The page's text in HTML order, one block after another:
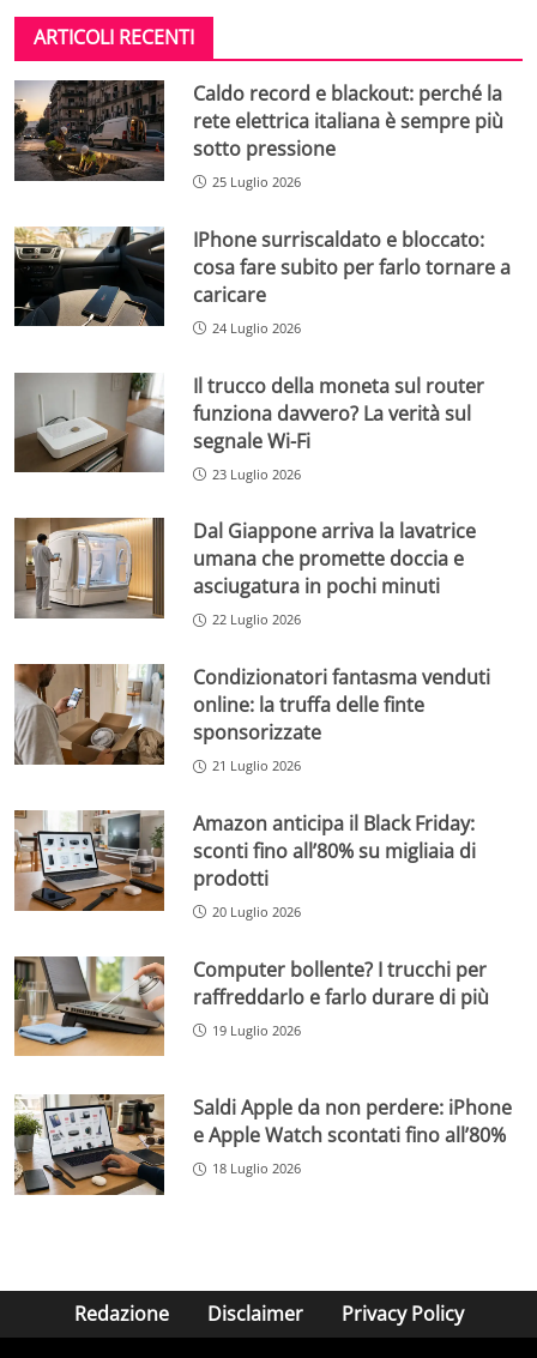
ARTICOLI RECENTI
Caldo record e blackout: perché la
rete elettrica italiana è sempre più
sotto pressione
25 Luglio 2026
IPhone surriscaldato e bloccato:
cosa fare subito per farlo tornare a
caricare
24 Luglio 2026
Il trucco della moneta sul router
funziona davvero? La verità sul
segnale Wi-Fi
23 Luglio 2026
Dal Giappone arriva la lavatrice
umana che promette doccia e
asciugatura in pochi minuti
22 Luglio 2026
Condizionatori fantasma venduti
online: la truffa delle finte
sponsorizzate
21 Luglio 2026
Amazon anticipa il Black Friday:
sconti fino all’80% su migliaia di
prodotti
20 Luglio 2026
Computer bollente? I trucchi per
raffreddarlo e farlo durare di più
19 Luglio 2026
Saldi Apple da non perdere: iPhone
e Apple Watch scontati fino all’80%
18 Luglio 2026
Redazione Disclaimer Privacy Policy